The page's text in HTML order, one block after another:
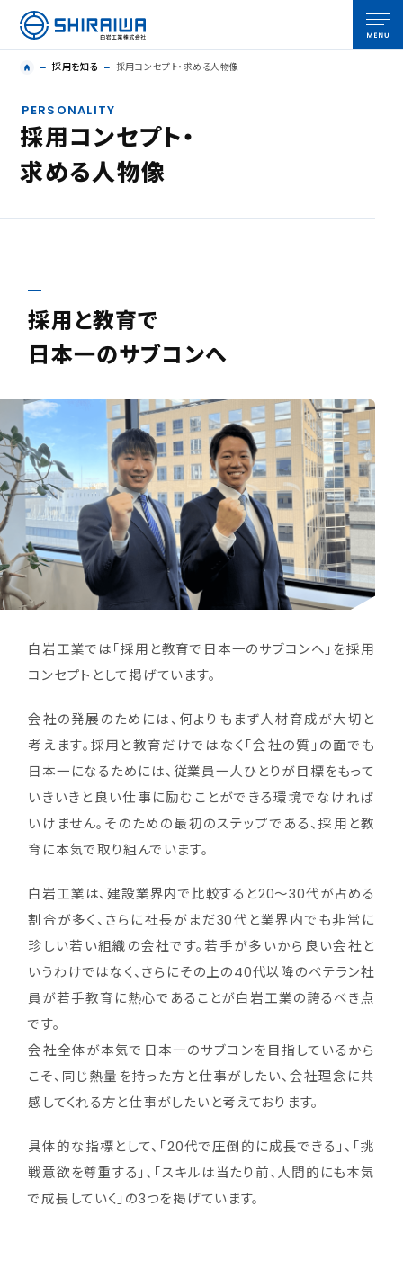
採用を知る 採用コンセプト・求める人物像
PERSONALITY
採用コンセプト・
求める人物像
採用と教育で
日本一のサブコンへ
白岩工業では「採用と教育で日本一のサブコンへ」を採用
コンセプトとして掲げています。
会社の発展のためには、何よりもまず人材育成が大切と
考えます。採用と教育だけではなく「会社の質」の面でも
日本一になるためには、従業員一人ひとりが目標をもって
いきいきと良い仕事に励むことができる環境でなければ
いけません。そのための最初のステップである、採用と教
育に本気で取り組んでいます。
白岩工業は、建設業界内で比較すると20～30代が占める
割合が多く、さらに社長がまだ30代と業界内でも非常に
珍しい若い組織の会社です。若手が多いから良い会社と
いうわけではなく、さらにその上の40代以降のベテラン社
員が若手教育に熱心であることが白岩工業の誇るべき点
です。
会社全体が本気で日本一のサブコンを目指しているから
こそ、同じ熱量を持った方と仕事がしたい、会社理念に共
感してくれる方と仕事がしたいと考えております。
具体的な指標として、「20代で圧倒的に成長できる」、「挑
戦意欲を尊重する」、「スキルは当たり前、人間的にも本気
で成長していく」の3つを掲げています。